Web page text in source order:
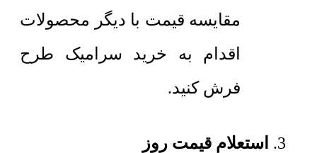
مقایسه قیمت با دیگر محصولات
اقدام به خرید سرامیک طرح
فرش کنید.
استعلام قیمت روز